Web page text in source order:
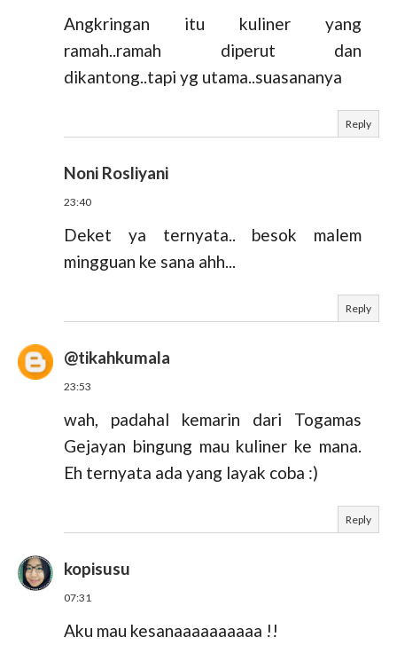
Angkringan itu kuliner yang
ramah..ramah diperut dan
dikantong..tapi yg utama..suasananya
Reply
Noni Rosliyani
23:40
Deket ya ternyata.. besok malem
mingguan ke sana ahh...
Reply
@tikahkumala
23:53
wah, padahal kemarin dari Togamas
Gejayan bingung mau kuliner ke mana.
Eh ternyata ada yang layak coba :)
Reply
kopisusu
07:31
Aku mau kesanaaaaaaaaaa !!